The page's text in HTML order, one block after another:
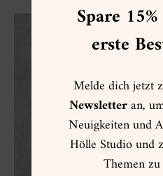
Spare
erste
Melde dich jetzt
Newsletteran,
Neuigkeiten und
Hölle Studio und
Themen